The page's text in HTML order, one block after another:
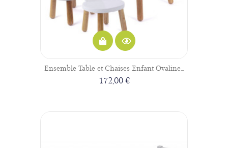
Ensemble Table et Chaises Enfant Ovaline...
172,00 €